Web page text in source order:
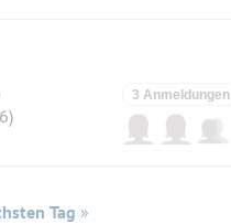
3 Anmeldungen
Tag »